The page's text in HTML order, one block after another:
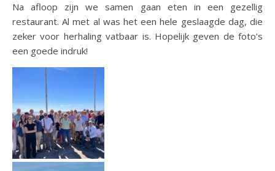
Na afloop zijn we samen gaan eten in een gezellig
restaurant. Al met al was het een hele geslaagde dag, die
zeker voor herhaling vatbaar is. Hopelijk geven de foto’s
een goede indruk!